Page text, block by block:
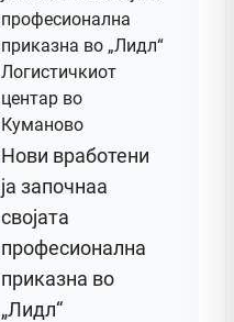
Нови вработени
ја започнаа
својата
професионална
приказна во
„Лидл“